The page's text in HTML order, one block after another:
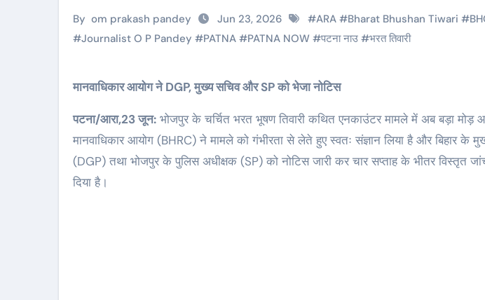
By om prakash pandey Jun 23, 2026 #ARA #Bharat Bhushan Tiwari #
#Journalist O P Pandey #PATNA #PATNA NOW #पटना नाउ #भरत तिवारी
मानवाधिकार आयोग ने DGP, मुख्य सचिव और SP को भेजा नोटिस
पटना/आरा,23 जून: भोजपुर के चर्चित भरत भूषण तिवारी कथित एनकाउंटर मामले में अब बड़ा मोड़ आ
मानवाधिकार आयोग (BHRC) ने मामले को गंभीरता से लेते हुए स्वतः संज्ञान लिया है और बिहार के
(DGP) तथा भोजपुर के पुलिस अधीक्षक (SP) को नोटिस जारी कर चार सप्ताह के भीतर विस्तृत
दिया है।